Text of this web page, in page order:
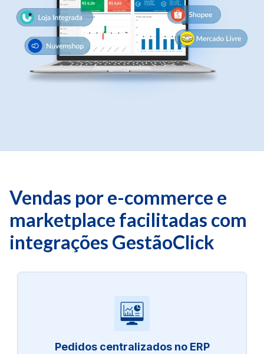
Vendas por e-commerce e
marketplace facilitadas com
integrações GestãoClick
Pedidos centralizados no ERP